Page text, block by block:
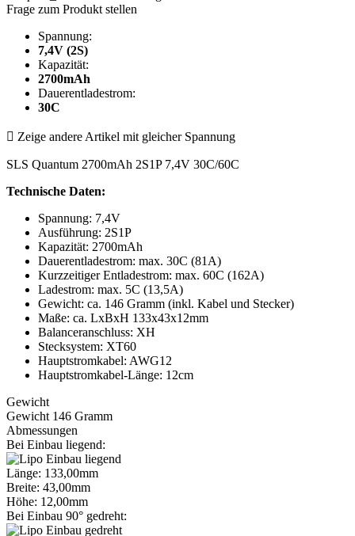
Frage zum Produkt stellen
Spannung:
7,4V (2S)
Kapazität:
2700mAh
Dauerentladestrom:
30C
 Zeige andere Artikel mit gleicher Spannung
SLS Quantum 2700mAh 2S1P 7,4V 30C/60C
Technische Daten:
Spannung: 7,4V
Ausführung: 2S1P
Kapazität: 2700mAh
Dauerentladestrom: max. 30C (81A)
Kurzzeitiger Entladestrom: max. 60C (162A)
Ladestrom: max. 5C (13,5A)
Gewicht: ca. 146 Gramm (inkl. Kabel und Stecker)
Maße: ca. LxBxH 133x43x12mm
Balanceranschluss: XH
Stecksystem: XT60
Hauptstromkabel: AWG12
Hauptstromkabel-Länge: 12cm
Gewicht
Gewicht 146 Gramm
Abmessungen
Bei Einbau liegend:
Länge: 133,00mm
Breite: 43,00mm
Höhe: 12,00mm
Bei Einbau 90° gedreht: